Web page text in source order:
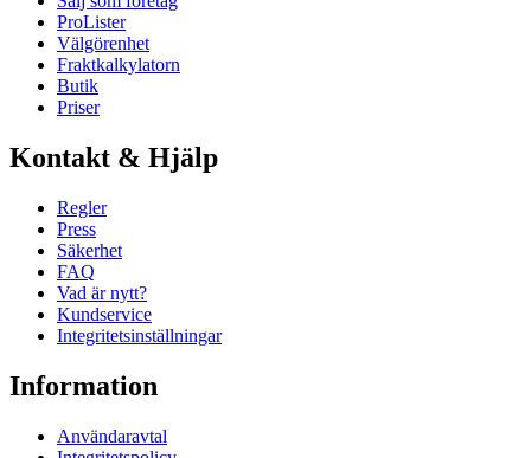
ProLister
Välgörenhet
Fraktkalkylatorn
Butik
Priser
Kontakt & Hjälp
Regler
Press
Säkerhet
FAQ
Vad är nytt?
Kundservice
Integritetsinställningar
Information
Användaravtal